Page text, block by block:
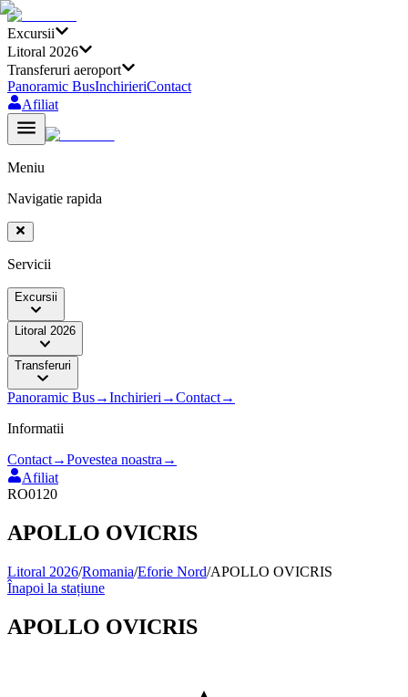
Excursii
Litoral 2026
Transferuri aeroport
Panoramic BusInchirieriContact
Afiliat
Meniu
Navigatie rapida
Servicii
Excursii
Litoral 2026
Transferuri
Panoramic Bus→Inchirieri →Contact→
Informatii
Contact→Povestea noastra →
Afiliat
RO0120
APOLLO OVICRIS
Litoral 2026/Romania/Eforie Nord/APOLLO OVICRIS
Înapoi la stațiune
APOLLO OVICRIS